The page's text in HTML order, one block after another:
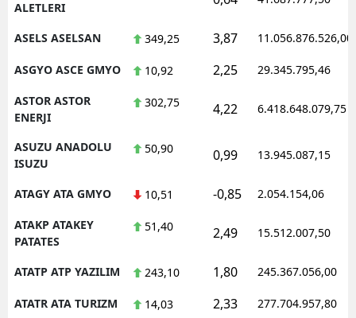
ALETLERI
ASELS ASELSAN 349,25 3,87 11.056.876.526,00
ASGYO ASCE GMYO 10,92 2,25 29.345.795,46
ASTOR ASTOR
ENERJI
302,75 4,22 6.418.648.079,75
ASUZU ANADOLU
ISUZU
50,90 0,99 13.945.087,15
ATAGY ATA GMYO 10,51 -0,85 2.054.154,06
ATAKP ATAKEY
PATATES
51,40 2,49 15.512.007,50
ATATP ATP YAZILIM 243,10 1,80 245.367.056,00
ATATR ATA TURIZM 14,03 2,33 277.704.957,80